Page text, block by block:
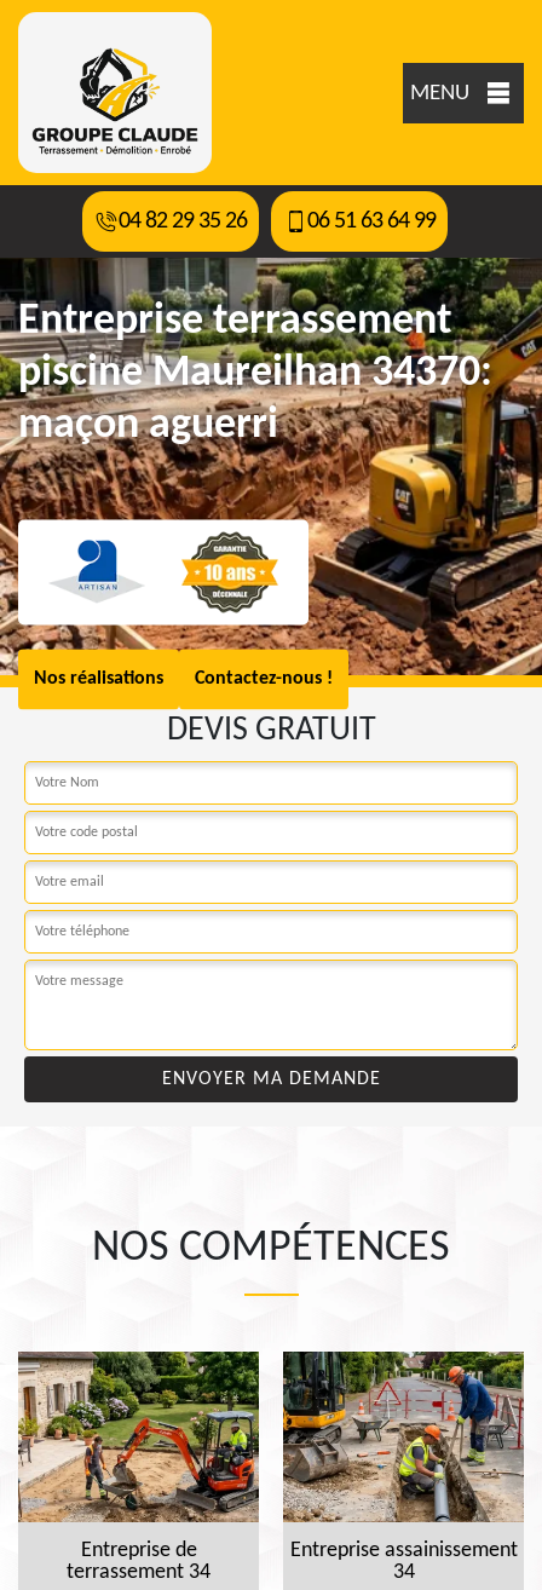
MENU
04 82 29 35 26 06 51 63 64 99
Entreprise terrassement
piscine Maureilhan 34370:
maçon aguerri
Nos réalisations Contactez-nous !
DEVIS GRATUIT
NOS COMPÉTENCES
Entreprise de
terrassement 34
Entreprise assainissement
34